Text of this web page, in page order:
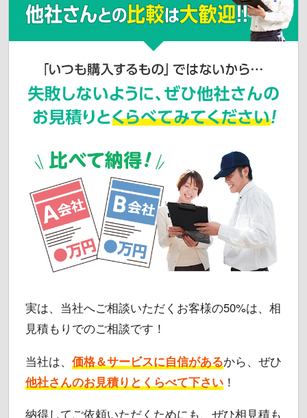
実は、当社へご相談いただくお客様の50%は、相
見積もりでのご相談です！
当社は、 価格＆サービスに自信があるから、ぜひ
他社さんのお見積りとくらべて下さい！
納得してご依頼いただくためにも、ぜひ相見積も